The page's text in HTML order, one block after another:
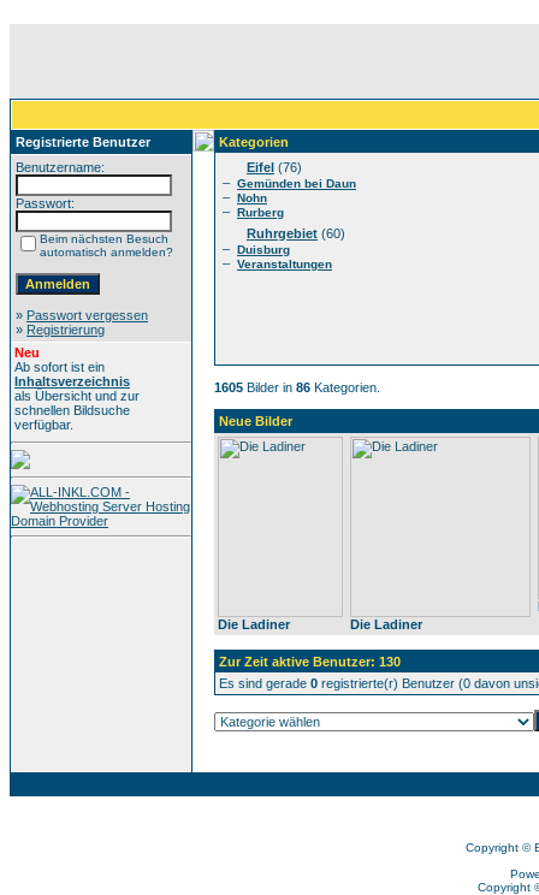
Registrierte Benutzer
Benutzername:
Passwort:
Beim nächsten Besuch
automatisch anmelden?
» Passwort vergessen
» Registrierung
Neu
Ab sofort ist ein
Inhaltsverzeichnis
als Übersicht und zur
schnellen Bildsuche
verfügbar.
Kategorien
Eifel (76)
– Gemünden bei Daun
– Nohn
– Rurberg
Ruhrgebiet (60)
– Duisburg
– Veranstaltungen
1605 Bilder in 86 Kategorien.
Neue Bilder
Die Ladiner Die Ladiner
Zur Zeit aktive Benutzer: 130
Es sind gerade 0 registrierte(r) Benutzer (0 davon
Copyright ©
Copyright